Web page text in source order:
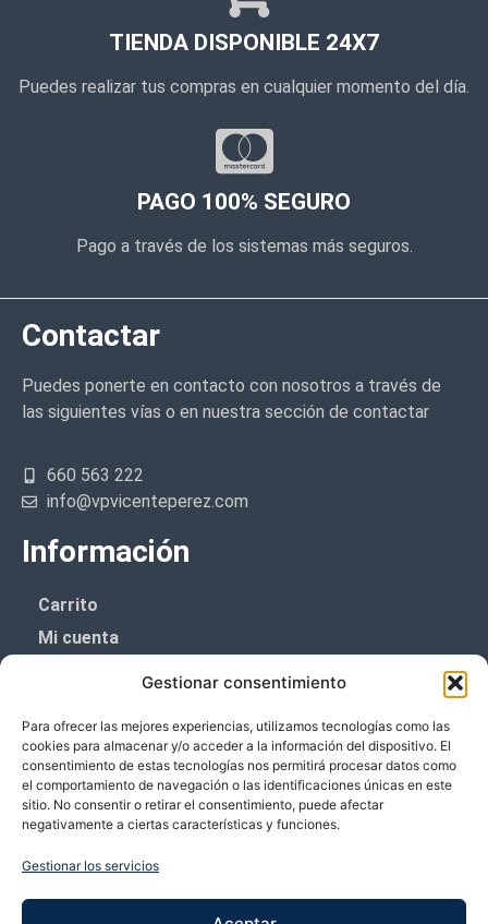
Gestionar consentimiento
Para ofrecer las mejores experiencias, utilizamos tecnologías como las
cookies para almacenar y/o acceder a la información del dispositivo. El
consentimiento de estas tecnologías nos permitirá procesar datos como
el comportamiento de navegación o las identificaciones únicas en este
sitio. No consentir o retirar el consentimiento, puede afectar
negativamente a ciertas características y funciones.
Gestionar los servicios
TIENDA DISPONIBLE 24X7
Puedes realizar tus compras en cualquier momento del día.
PAGO 100% SEGURO
Pago a través de los sistemas más seguros.
Contactar
Puedes ponerte en contacto con nosotros a través de
las siguientes vías o en nuestra sección de contactar
660 563 222
info@vpvicenteperez.com
Información
Carrito
Mi cuenta
Política de cookies (UE)
Boletín de noticias
¡¡Suscríbete y prometemos no dar mucho el
Te enviaremos sólo cosas importantes.